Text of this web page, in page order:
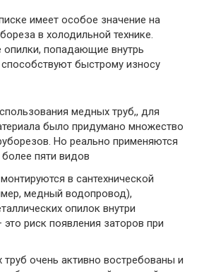
имеет особое значение на
в холодильной технике.
опилки, попадающие внутрь
быстрому износу
медных труб,, для
было придумано множество
Но реально применяются
пяти видов
в сантехнической
медный водопровод),
опилок внутри
риск появления заторов при
очень активно востребованы и